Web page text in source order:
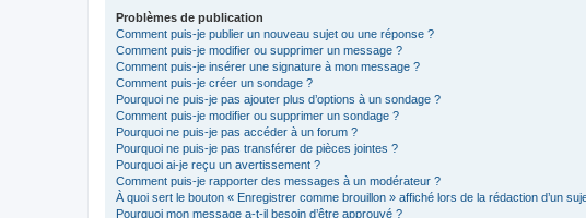
Problèmes de publication
Comment puis-je publier un nouveau sujet ou une réponse ?
Comment puis-je modifier ou supprimer un message ?
Comment puis-je insérer une signature à mon message ?
Comment puis-je créer un sondage ?
Pourquoi ne puis-je pas ajouter plus d’options à un sondage ?
Comment puis-je modifier ou supprimer un sondage ?
Pourquoi ne puis-je pas accéder à un forum ?
Pourquoi ne puis-je pas transférer de pièces jointes ?
Pourquoi ai-je reçu un avertissement ?
Comment puis-je rapporter des messages à un modérateur ?
À quoi sert le bouton « Enregistrer comme brouillon » affiché lors de la rédaction d’un
Pourquoi mon message a-t-il besoin d’être approuvé ?